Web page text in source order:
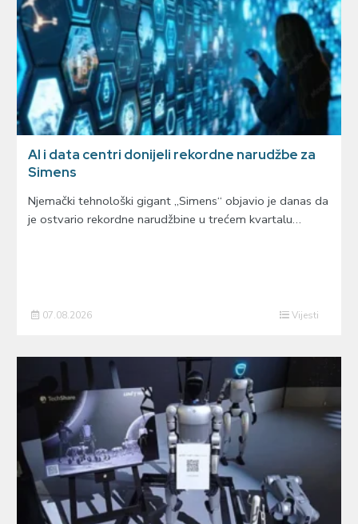
AI i data centri donijeli rekordne narudžbe za
Simens
Njemački tehnološki gigant „Simens“ objavio je danas da
je ostvario rekordne narudžbine u trećem kvartalu…
07.08.2026 Vijesti